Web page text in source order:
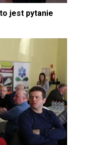
nie nawadniać? O to jest pytanie